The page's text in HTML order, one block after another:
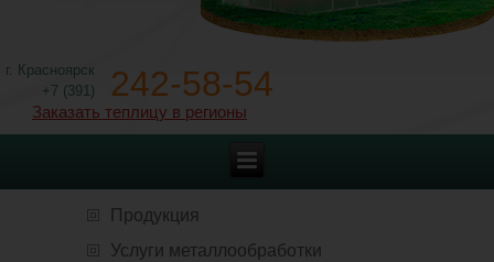
г. Красноярск
+7 (391)
242-58-54
Заказать теплицу в регионы
Продукция
Услуги металлообработки